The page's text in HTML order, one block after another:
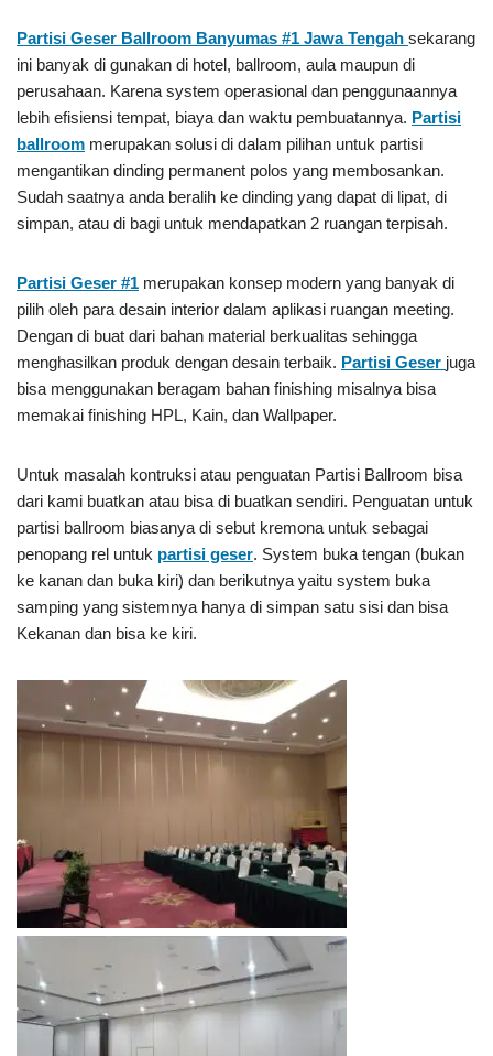
Partisi Geser Ballroom Banyumas #1 Jawa Tengah sekarang
ini banyak di gunakan di hotel, ballroom, aula maupun di
perusahaan. Karena system operasional dan penggunaannya
lebih efisiensi tempat, biaya dan waktu pembuatannya. Partisi
ballroom merupakan solusi di dalam pilihan untuk partisi
mengantikan dinding permanent polos yang membosankan.
Sudah saatnya anda beralih ke dinding yang dapat di lipat, di
simpan, atau di bagi untuk mendapatkan 2 ruangan terpisah.
Partisi Geser #1 merupakan konsep modern yang banyak di
pilih oleh para desain interior dalam aplikasi ruangan meeting.
Dengan di buat dari bahan material berkualitas sehingga
menghasilkan produk dengan desain terbaik. Partisi Geser juga
bisa menggunakan beragam bahan finishing misalnya bisa
memakai finishing HPL, Kain, dan Wallpaper.
Untuk masalah kontruksi atau penguatan Partisi Ballroom bisa
dari kami buatkan atau bisa di buatkan sendiri. Penguatan untuk
partisi ballroom biasanya di sebut kremona untuk sebagai
penopang rel untuk partisi geser. System buka tengan (bukan
ke kanan dan buka kiri) dan berikutnya yaitu system buka
samping yang sistemnya hanya di simpan satu sisi dan bisa
Kekanan dan bisa ke kiri.